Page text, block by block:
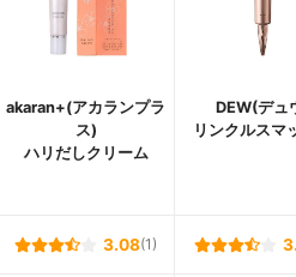
akaran+(アカランプラ
ス)
ハリだしクリーム
DEW(デュ
リンクルスマ
3.08(1)